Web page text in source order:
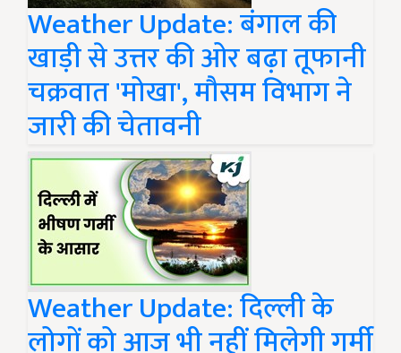
Weather Update: बंगाल की
खाड़ी से उत्तर की ओर बढ़ा तूफानी
चक्रवात 'मोखा', मौसम विभाग ने
जारी की चेतावनी
Weather Update: दिल्ली के
लोगों को आज भी नहीं मिलेगी गर्मी